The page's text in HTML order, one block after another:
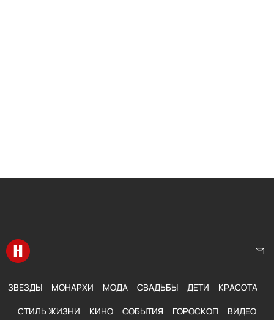
Перейти на главную
ЗВЕЗДЫ МОНАРХИ МОДА СВАДЬБЫ ДЕТИ КРАСОТА
СТИЛЬ ЖИЗНИ КИНО СОБЫТИЯ ГОРОСКОП ВИДЕО